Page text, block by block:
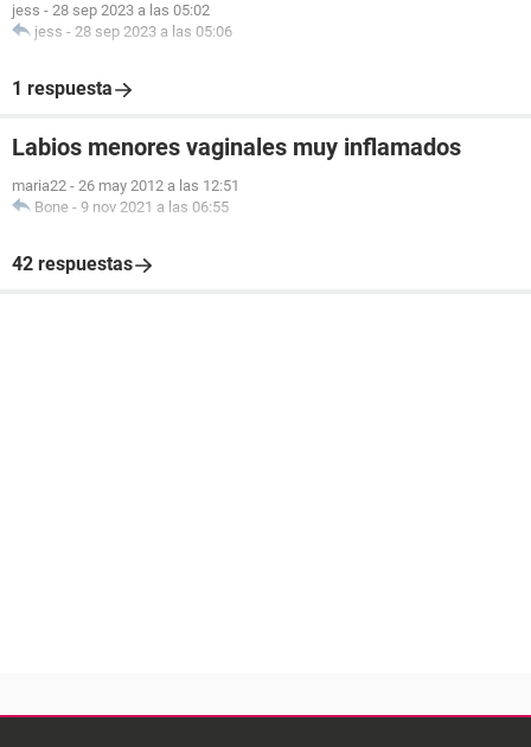
jess - 28 sep 2023 a las 05:02
jess - 28 sep 2023 a las 05:06
1 respuesta
Labios menores vaginales muy inflamados
maria22 - 26 may 2012 a las 12:51
Bone - 9 nov 2021 a las 06:55
42 respuestas